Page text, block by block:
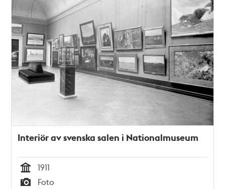
Interiör av svenska salen i Nationalmuseum
Tid
1911
Foto